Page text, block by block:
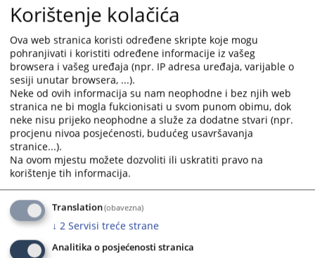
Korištenje kolačića
Ova web stranica koristi određene skripte koje mogu
pohranjivati i koristiti određene informacije iz vašeg
browsera i vašeg uređaja (npr. IP adresa uređaja, varijable o
sesiji unutar browsera, ...).
Neke od ovih informacija su nam neophodne i bez njih web
stranica ne bi mogla fukcionisati u svom punom obimu, dok
neke nisu prijeko neophodne a služe za dodatne stvari (npr.
procjenu nivoa posjećenosti, budućeg usavršavanja
stranice...).
Na ovom mjestu možete dozvoliti ili uskratiti pravo na
korištenje tih informacija.
Translation(obavezna)
↓ 2 Servisi treće strane
Analitika o posjećenosti stranica